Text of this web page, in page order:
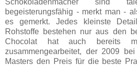
begeisterungsfähig - merkt man -
es gemerkt. Jedes kleinste
Rohstoffe bestehen nur aus den
Chocolat hat auch bereits
zusammengearbeitet, der 2009
Masters den Preis für die beste